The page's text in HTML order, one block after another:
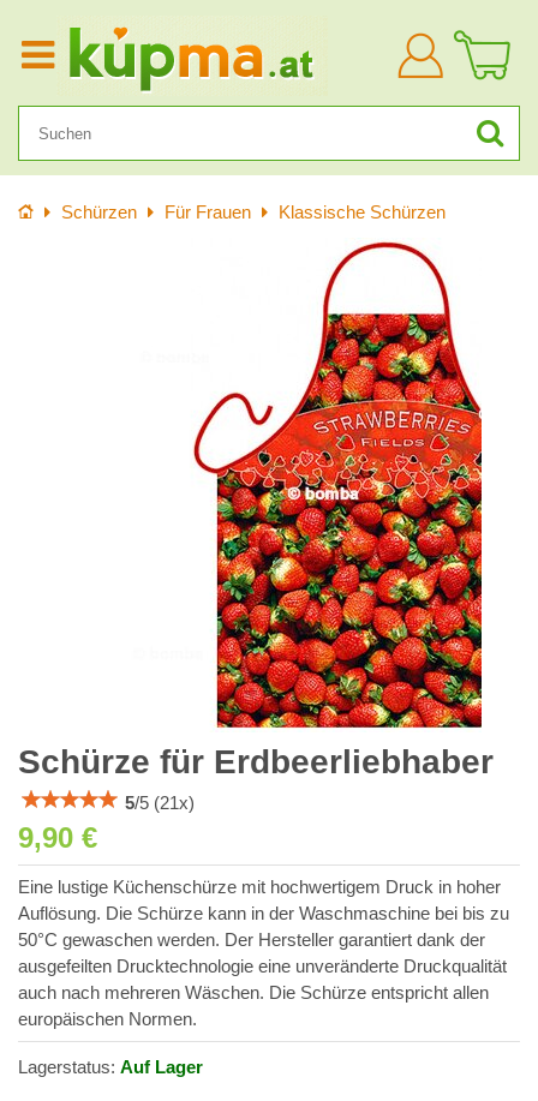
Anmelden
StartseiteSchürzen Für Frauen Klassische Schürzen
Schürze für Erdbeerliebhaber
5/5 (21 x)
9,90 €
Eine lustige Küchenschürze mit hochwertigem Druck in hoher
Auflösung. Die Schürze kann in der Waschmaschine bei bis zu
50°C gewaschen werden. Der Hersteller garantiert dank der
ausgefeilten Drucktechnologie eine unveränderte Druckqualität
auch nach mehreren Wäschen. Die Schürze entspricht allen
europäischen Normen.
Lagerstatus: Auf Lager